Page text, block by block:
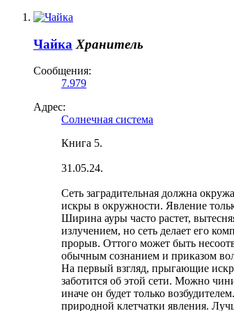
Чайка Хранитель
Сообщения:
7.979
Адрес:
Солнечная система
Книга 5.
31.05.24.
Сеть заградительная должна
искры в окружности. Явление
Ширина ауры часто растет,
излучением, но сеть делает его
прорыв. Оттого может быть
обычным сознанием и приказом
На первый взгляд, прыгающие
заботится об этой сети. Можно
иначе он будет только
природной клетчатки явления.